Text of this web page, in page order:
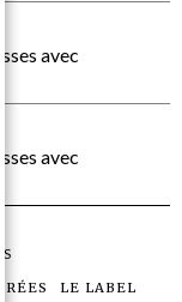
avec
avec
LE LABEL